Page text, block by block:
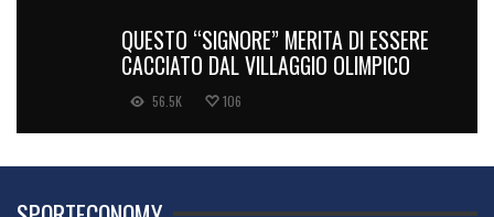
QUESTO “SIGNORE” MERITA DI ESSERE
CACCIATO DAL VILLAGGIO OLIMPICO
56.5K 106